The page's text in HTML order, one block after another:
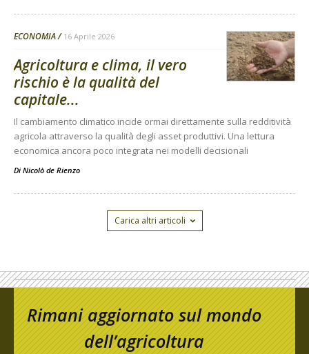
ECONOMIA 16 Aprile 2026
Agricoltura e clima, il vero
rischio è la qualità del
capitale...
Il cambiamento climatico incide ormai direttamente sulla redditività
agricola attraverso la qualità degli asset produttivi. Una lettura
economica ancora poco integrata nei modelli decisionali
Di Nicolò de Rienzo
Carica altri articoli
Rimani aggiornato sul mondo
dell’agricoltura